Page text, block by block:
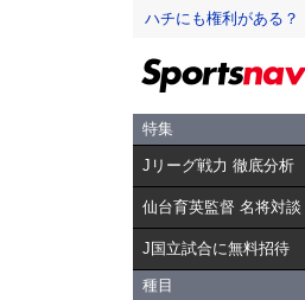
ハチにも権利がある
特集
Jリーグ戦力 徹底分析
仙台育英監督 名将対談
J国立試合に無料招待
種目